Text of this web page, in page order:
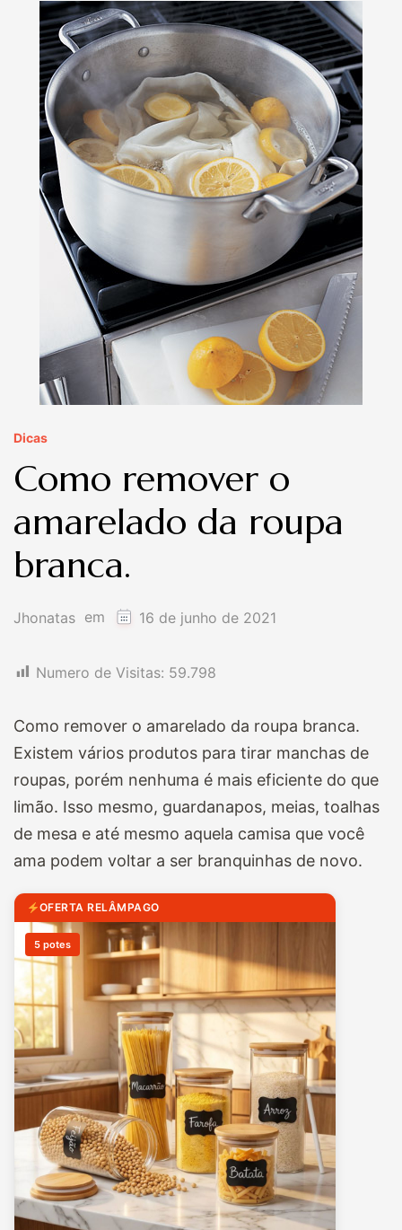
Dicas
Como remover o
amarelado da roupa
branca.
Jhonatas em 16 de junho de 2021
Numero de Visitas: 59.798
Como remover o amarelado da roupa branca.
Existem vários produtos para tirar manchas de
roupas, porém nenhuma é mais eficiente do que
limão. Isso mesmo, guardanapos, meias, toalhas
de mesa e até mesmo aquela camisa que você
ama podem voltar a ser branquinhas de novo.
OFERTA RELÂMPAGO
5 potes